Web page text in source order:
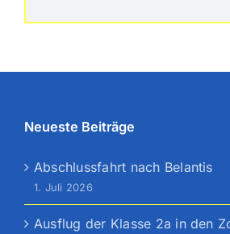
Neueste Beiträge
Abschlussfahrt nach Belantis
1. Juli 2026
Ausflug der Klasse 2a in den